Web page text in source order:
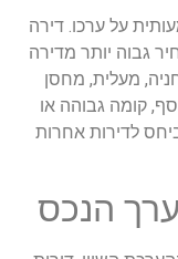
על ערכו. דירה
גבוה יותר מדירה
מעלית, מחסן
קומה גבוהה או
לדירות אחרות
הנכס